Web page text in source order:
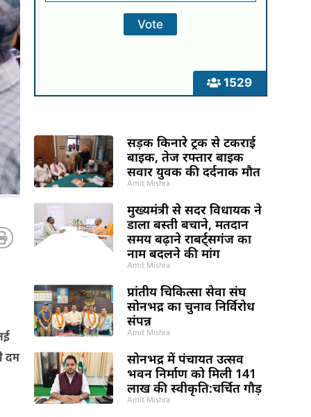
दम
1529
सड़क किनारे ट्रक से टकराई
बाइक, तेज रफ्तार बाइक
सवार युवक की दर्दनाक मौत
Amit Mishra
मुख्यमंत्री से सदर विधायक ने
डाला बस्ती बचाने, मतदान
समय बढ़ाने राबर्ट्सगंज का
नाम बदलने की मांग
Amit Mishra
प्रांतीय चिकित्सा सेवा संघ
सोनभद्र का चुनाव निर्विरोध
संपन्न
Amit Mishra
सोनभद्र में पंचायत उत्सव
भवन निर्माण को मिली 141
लाख की स्वीकृति:चर्चित गौड़
Amit Mishra